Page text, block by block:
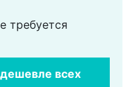
требуется
дешевле всех